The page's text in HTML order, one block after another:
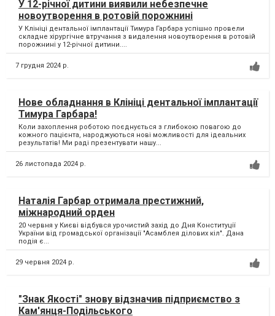
У 12-річної дитини виявили небезпечне
новоутворення в ротовій порожнині
У Клініці дентальної імплантації Тимура Гарбара успішно провели
складне хірургічне втручання з видалення новоутворення в ротовій
порожнині у 12-річної дитини....
7 грудня 2024 р.
Нове обладнання в Клініці дентальної імплантації
Тимура Гарбара!
Коли захоплення роботою поєднується з глибокою повагою до
кожного пацієнта, народжуються нові можливості для ідеальних
результатів! Ми раді презентувати нашу...
26 листопада 2024 р.
Наталія Гарбар отримала престижний,
міжнародний орден
20 червня у Києві відбувся урочистий захід до Дня Конституції
України від громадської організації "Асамблея ділових кіл". Дана
подія є...
29 червня 2024 р.
"Знак Якості" знову відзначив підприємство з
Кам'янця-Подільського